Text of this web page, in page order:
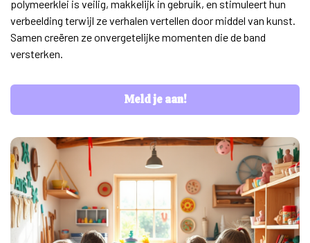
polymeerklei is veilig, makkelijk in gebruik, en stimuleert hun
verbeelding terwijl ze verhalen vertellen door middel van kunst.
Samen creëren ze onvergetelijke momenten die de band
versterken.
Meld je aan!